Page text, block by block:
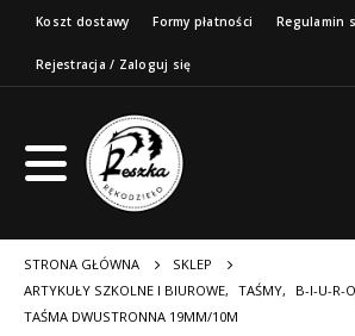
Koszt dostawy Formy płatności Regulamin
Rejestracja / Zaloguj się
STRONA GŁÓWNA
SKLEP
ARTYKUŁY SZKOLNE I BIUROWE, TAŚMY, B-I-U-R-O
TAŚMA DWUSTRONNA 19MM/10M